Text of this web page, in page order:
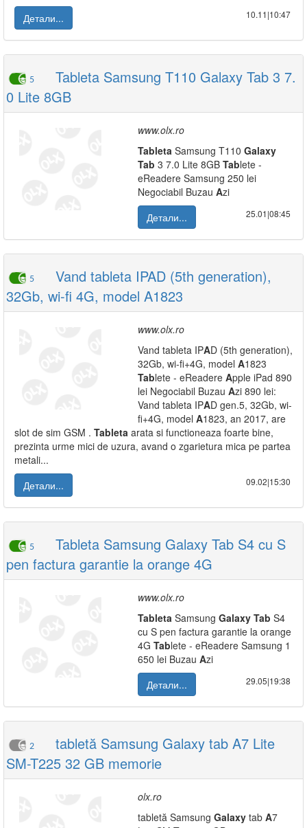
Детали...
10.11|10:47
5
Tableta Samsung T110 Galaxy Tab 3 7.
0 Lite 8GB
www.olx.ro
Tableta Samsung T110 Galaxy
Tab 3 7.0 Lite 8GB Tablete -
eReadere Samsung 250 lei
Negociabil Buzau Azi
Детали...
25.01|08:45
5
Vand tableta IPAD (5th generation),
32Gb, wi-fi 4G, model A1823
www.olx.ro
Vand tableta IPAD (5th generation),
32Gb, wi-fi+4G, model A1823
Tablete - eReadere Apple iPad 890
lei Negociabil Buzau Azi 890 lei:
Vand tableta IPAD gen.5, 32Gb, wi-
fi+4G, model A1823, an 2017, are
slot de sim GSM . Tableta arata si functioneaza foarte bine,
prezinta urme mici de uzura, avand o zgarietura mica pe partea
metali...
Детали...
09.02|15:30
5
Tableta Samsung Galaxy Tab S4 cu S
pen factura garantie la orange 4G
www.olx.ro
Tableta Samsung Galaxy Tab S4
cu S pen factura garantie la orange
4G Tablete - eReadere Samsung 1
650 lei Buzau Azi
Детали...
29.05|19:38
2
tabletă Samsung Galaxy tab A7 Lite
SM-T225 32 GB memorie
olx.ro
tabletă Samsung Galaxy tab A7